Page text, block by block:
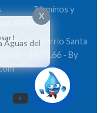
Términos y
del Sitio
6A – 15. Barrio Santa
– 5901166 - By
X
!
Aguas del